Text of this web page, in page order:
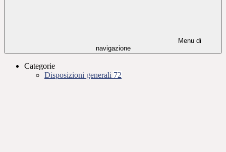
Menu di
navigazione
Categorie
Disposizioni generali 72